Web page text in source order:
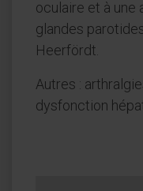
oculaire et à une
glandes
Heerfördt.
Autres :
dysfonction